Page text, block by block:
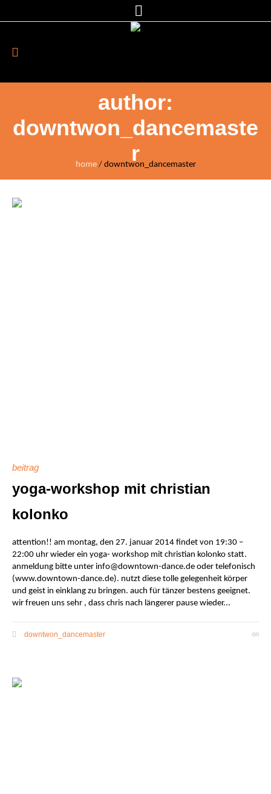
author:
downtwon_dancemaste
r
home / downtwon_dancemaster
beitrag
yoga-workshop mit christian
kolonko
attention!! am montag, den 27. januar 2014 findet von 19:30 –
22:00 uhr wieder ein yoga- workshop mit christian kolonko statt.
anmeldung bitte unter info@downtown-dance.de oder telefonisch
(www.downtown-dance.de). nutzt diese tolle gelegenheit körper
und geist in einklang zu bringen. auch für tänzer bestens geeignet.
wir freuen uns sehr , dass chris nach längerer pause wieder...
on
downtwon_dancemaster